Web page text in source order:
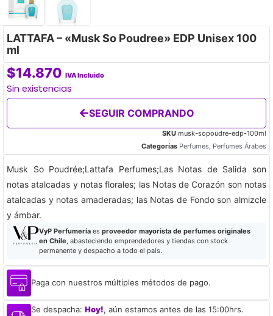
LATTAFA – «Musk So Poudree» EDP Unisex 100
ml
$14.870 IVA Incluido
Sin existencias
SEGUIR COMPRANDO
SKU musk-sopoudre-edp-100ml
Categorías Perfumes, Perfumes Árabes
Musk So Poudrée;Lattafa Perfumes;Las Notas de Salida son
notas atalcadas y notas florales; las Notas de Corazón son notas
atalcadas y notas amaderadas; las Notas de Fondo son almizcle
y ámbar.
VyP Perfumeríaes proveedor mayorista de perfumes originales
en Chile, abasteciendo emprendedores y tiendas con stock
permanente y despacho a todo el país.
Paga con nuestros múltiples métodos de pago.
Se despacha: Hoy!, aún estamos antes de las 15:00hrs.